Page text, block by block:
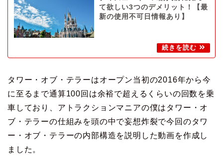
て欲しい3つのデメリット！【最
新の使用不可日情報あり】
タワー・オブ・テラーはオープン当初の2016年から今
に至るまで通算100回は余裕で超えるくらいの回数を乗
車しており、アトラクションマニアの僕はタワー・オ
ブ・テラーの仕組みを頭の中で妄想炸裂で今回のタワ
ー・オブ・テラーの内部構造を説明した動画を作成し
ました。